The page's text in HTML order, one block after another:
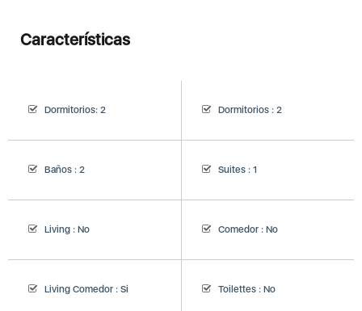
Características
Dormitorios: 2 Dormitorios : 2
Baños : 2 Suites : 1
Living : No Comedor : No
Living Comedor : Si Toilettes : No